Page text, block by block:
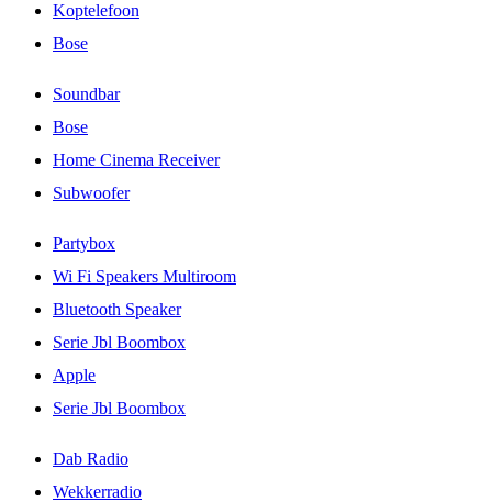
Koptelefoon
Bose
Soundbar
Bose
Home Cinema Receiver
Subwoofer
Partybox
Wi Fi Speakers Multiroom
Bluetooth Speaker
Serie Jbl Boombox
Apple
Serie Jbl Boombox
Dab Radio
Wekkerradio